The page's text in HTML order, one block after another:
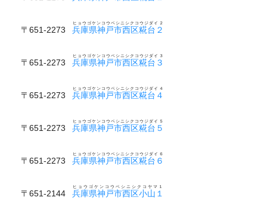
〒651-2273 兵庫県神戸市西区糀台２
ヒョウゴケンコウベシニシクコウジダイ２
〒651-2273 兵庫県神戸市西区糀台３
ヒョウゴケンコウベシニシクコウジダイ３
〒651-2273 兵庫県神戸市西区糀台４
ヒョウゴケンコウベシニシクコウジダイ４
〒651-2273 兵庫県神戸市西区糀台５
ヒョウゴケンコウベシニシクコウジダイ５
〒651-2273 兵庫県神戸市西区糀台６
ヒョウゴケンコウベシニシクコウジダイ６
〒651-2144 兵庫県神戸市西区小山１
ヒョウゴケンコウベシニシクコヤマ１